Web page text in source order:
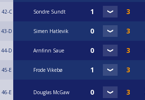
42-C Sondre Sundt
43-D Simen Hatlevik
44-D Arnfinn Saue
45-E Frode Vikebø
46-E Douglas McGaw